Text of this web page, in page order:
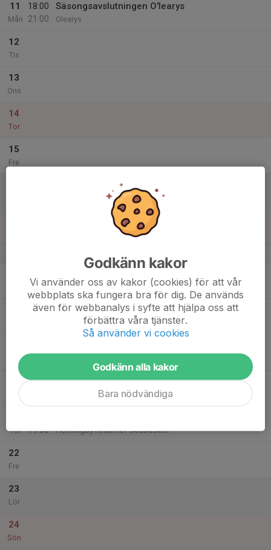
11
Mån
18:00
21:00
Säsongsavslutningen O'learys
Olearys
12
Tis
13
Ons
14
Tor
15
Fre
18:00
Sommarfys P16/HJ med Love
Gavlehov utegym
Tor
19:00
Hemlingby nedanför skidbacken
22
Fre
23
Lör
24
Sön
Godkänn kakor
Vi använder oss av kakor (cookies) för att vår
webbplats ska fungera bra för dig. De används
även för webbanalys i syfte att hjälpa oss att
förbättra våra tjänster.
Så använder vi cookies
Godkänn alla kakor
Bara nödvändiga